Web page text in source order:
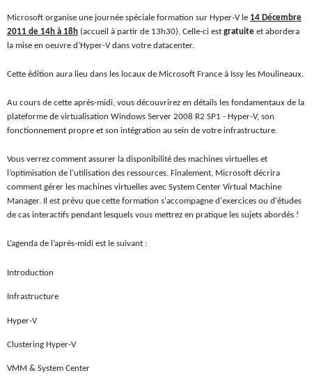
Microsoft organise une journée spéciale formation sur Hyper-V le 14 Décembre
2011 de 14h à 18h (accueil à partir de 13h30). Celle-ci est gratuite et abordera
la mise en oeuvre d’Hyper-V dans votre datacenter.
Cette édition aura lieu dans les locaux de Microsoft France à Issy les Moulineaux.
Au cours de cette après-midi, vous découvrirez en détails les fondamentaux de la
plateforme de virtualisation Windows Server 2008 R2 SP1 - Hyper-V, son
fonctionnement propre et son intégration au sein de votre infrastructure.
Vous verrez comment assurer la disponibilité des machines virtuelles et
l’optimisation de l’utilisation des ressources. Finalement, Microsoft décrira
comment gérer les machines virtuelles avec System Center Virtual Machine
Manager. Il est prévu que cette formation s'accompagne d'exercices ou d'études
de cas interactifs pendant lesquels vous mettrez en pratique les sujets abordés !
L’agenda de l’après-midi est le suivant :
Introduction
Infrastructure
Hyper-V
Clustering Hyper-V
VMM & System Center